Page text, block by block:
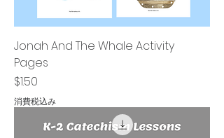
Jonah And The Whale Activity
Pages
価格
$1.50
消費税込み